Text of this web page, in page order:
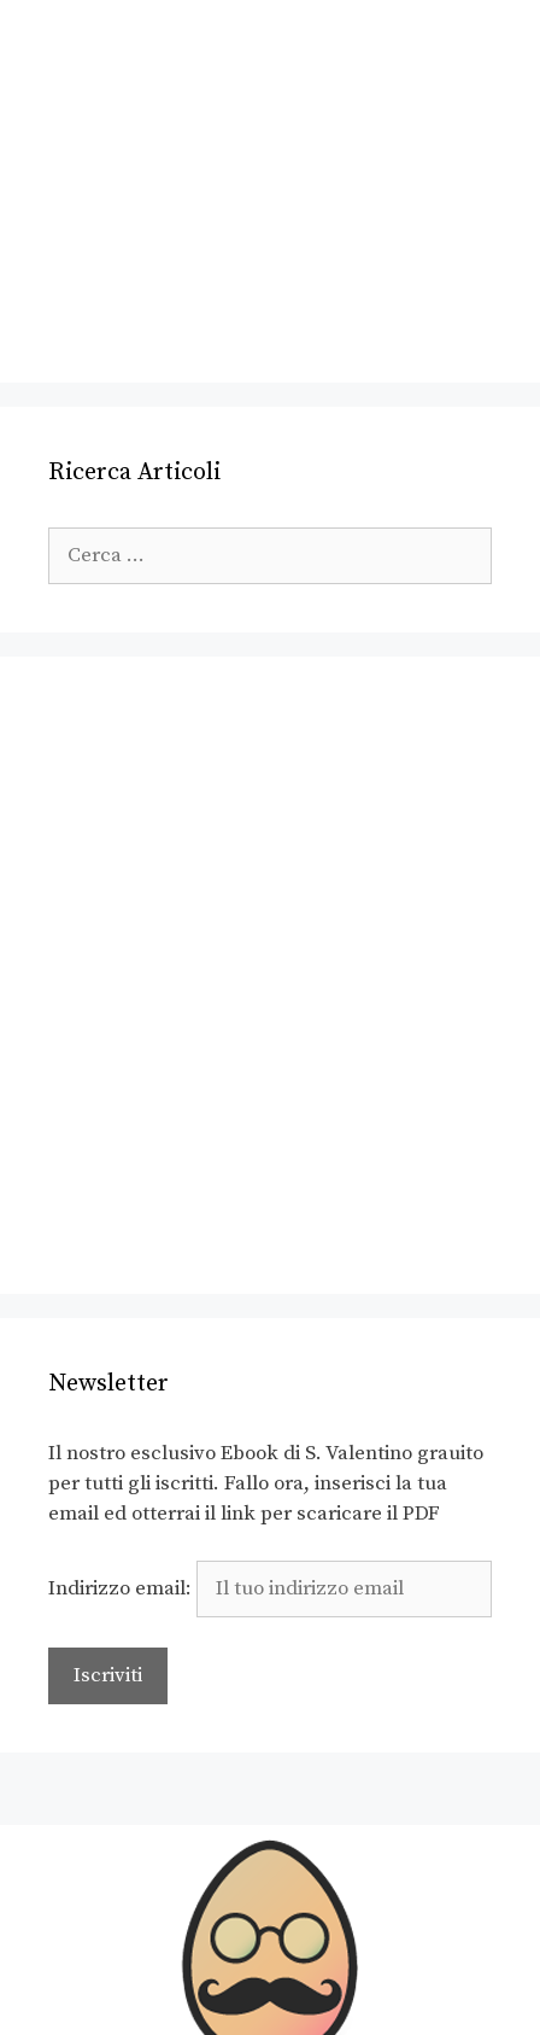
Ricerca Articoli
Newsletter
Il nostro esclusivo Ebook di S. Valentino grauito
per tutti gli iscritti. Fallo ora, inserisci la tua
email ed otterrai il link per scaricare il PDF
Indirizzo email: